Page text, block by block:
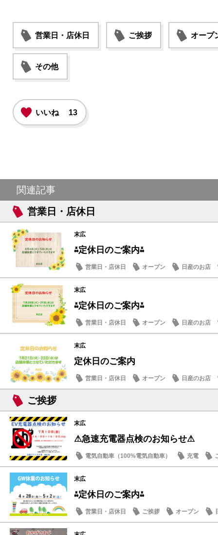
営業日・店休日 ご挨拶 オープ
その他
いいね 13
関連記事
営業日・店休日
末広
⁂定休日のご案内⁂
営業日・店休日 オープン 日産のお店
末広
⁂定休日のご案内⁂
営業日・店休日 オープン 日産のお店
末広
定休日のご案内
営業日・店休日 オープン 日産のお店
ご挨拶
末広
⚠急速充電器点検のお知らせ⚠
電気自動車（100%電気自動車） 充電
末広
⁂定休日のご案内⁂
営業日・店休日 ご挨拶 オープン